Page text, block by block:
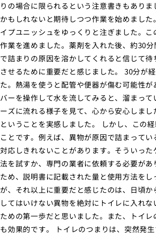
の場合に限られるという注意書きもあり
もしれないと期待しつつ作業を始めまし
プユニッシュをゆっくりと注ぎました。
業を進めました。薬剤を入れた後、約30
詰まりの原因を溶かしてくれると信じて待
せるために重要だと感じました。 30分が
。熱湯を使うと配管や便器が傷む可能性
ーを操作して水を流してみると、溜まっ
ズに流れる様子を見て、心から安心しま
いうことを実感しました。 しかし、この
とです。例えば、異物が原因で詰まって
応しきれないことがあります。そういっ
を試すか、専門の業者に依頼する必要が
め、説明書に記載された量と使用方法を
、それ以上に重要だと感じたのは、日頃
てはいけない異物を絶対にトイレに入れ
めの第一歩だと思いました。また、トイ
効果的です。 トイレのつまりは、突然発